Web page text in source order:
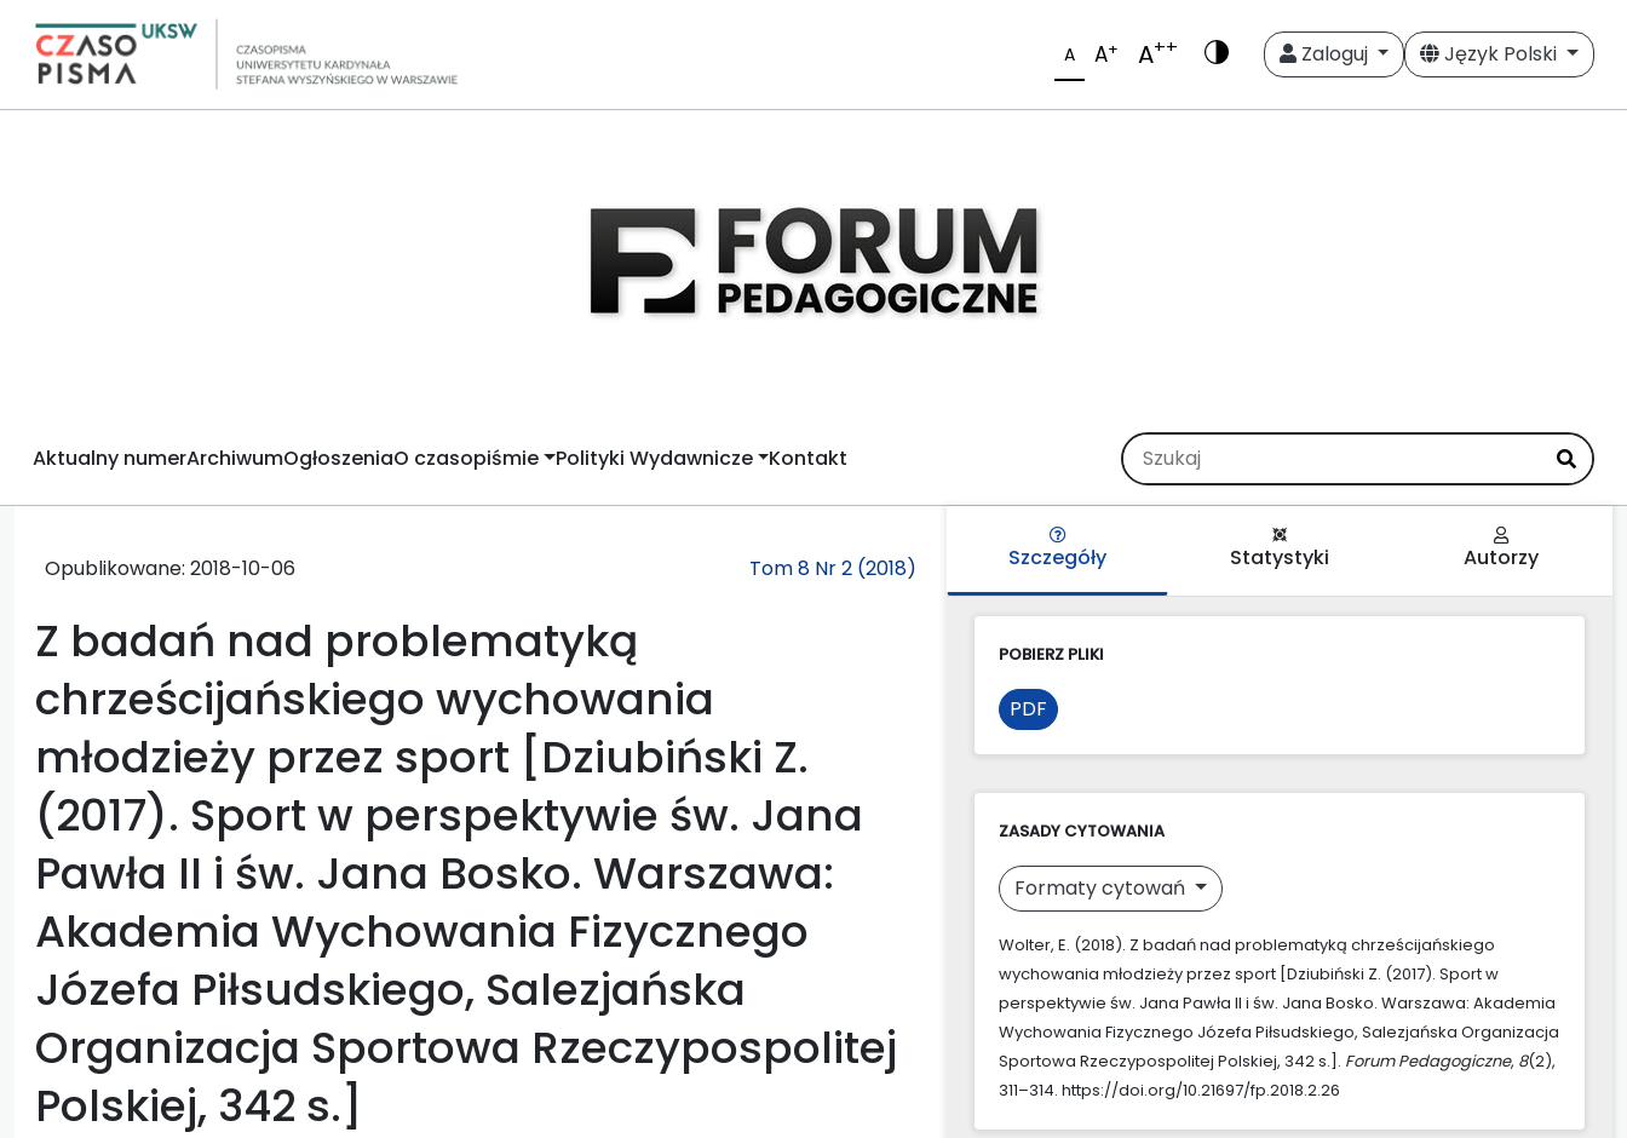
A A+ A++ Zaloguj Język Polski
Aktualny numerArchiwumOgłoszeniaO czasopiśmie Polityki Wydawnicze Kontakt
Opublikowane: 2018-10-06 Tom 8 Nr 2 (2018)
Z badań nad problematyką
chrześcijańskiego wychowania
młodzieży przez sport [Dziubiński Z.
(2017). Sport w perspektywie św. Jana
Pawła II i św. Jana Bosko. Warszawa:
Akademia Wychowania Fizycznego
Józefa Piłsudskiego, Salezjańska
Organizacja Sportowa Rzeczypospolitej
Polskiej, 342 s.]
Szczegóły Statystyki Autorzy
POBIERZ PLIKI
PDF
ZASADY CYTOWANIA
Formaty cytowań
Wolter, E. (2018). Z badań nad problematyką chrześcijańskiego
wychowania młodzieży przez sport [Dziubiński Z. (2017). Sport w
perspektywie św. Jana Pawła II i św. Jana Bosko. Warszawa: Akademia
Wychowania Fizycznego Józefa Piłsudskiego, Salezjańska Organizacja
Sportowa Rzeczypospolitej Polskiej, 342 s.]. Forum Pedagogiczne, 8(2),
311–314. https://doi.org/10.21697/fp.2018.2.26